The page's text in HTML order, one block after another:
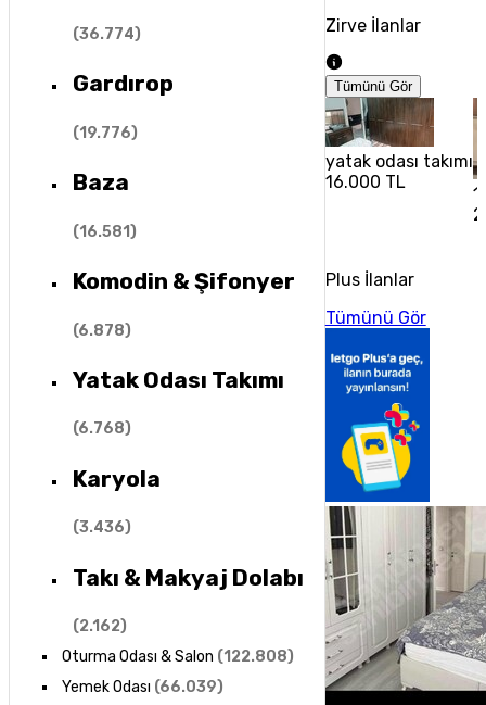
(36.774)
Gardırop
(19.776)
Baza
(16.581)
Komodin & Şifonyer
(6.878)
Yatak Odası Takımı
(6.768)
Karyola
(3.436)
Takı & Makyaj Dolabı
(2.162)
Oturma Odası & Salon (122.808)
Yemek Odası (66.039)
Zirve İlanlar
Tümünü Gör
yatak odası takımı
16.000 TL
1
Plus İlanlar
Tümünü Gör